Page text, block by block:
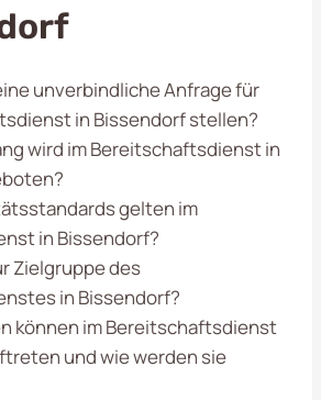
unverbindliche Anfrage für
in Bissendorf stellen?
wird im Bereitschaftsdienst in
gelten im
in Bissendorf?
Zielgruppe des
in Bissendorf?
können im Bereitschaftsdienst
und wie werden sie